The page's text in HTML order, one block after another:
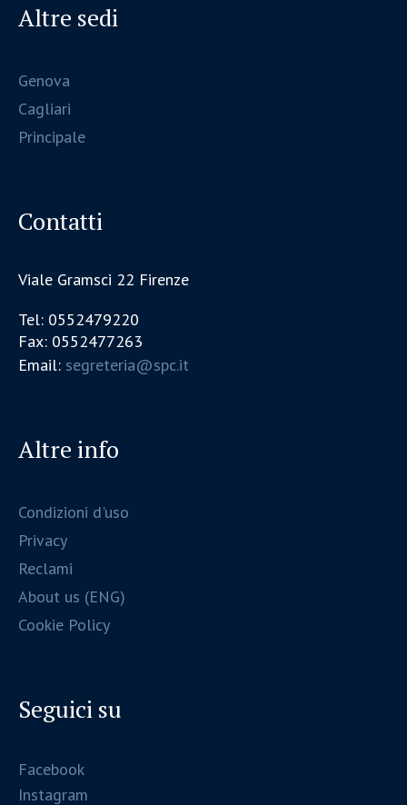
Altre sedi
Genova
Cagliari
Principale
Contatti
Viale Gramsci 22 Firenze
Tel: 0552479220
Fax: 0552477263
Email: segreteria@spc.it
Altre info
Condizioni d'uso
Privacy
Reclami
About us (ENG)
Cookie Policy
Seguici su
Facebook
Instagram